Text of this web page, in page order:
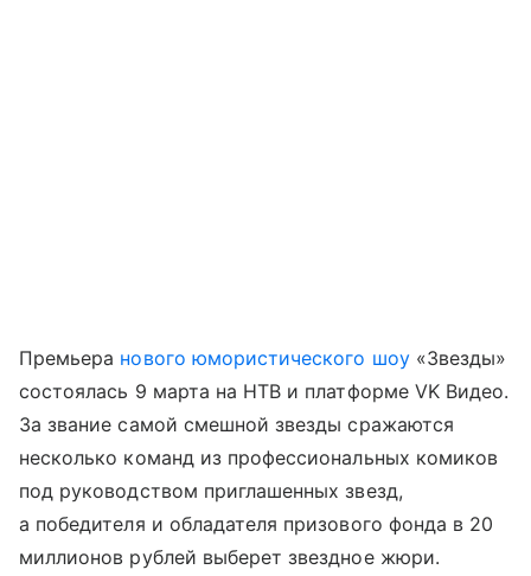
Премьера нового юмористического шоу«Звезды»
состоялась 9 марта на НТВ и платформе VK Видео.
За звание самой смешной звезды сражаются
несколько команд из профессиональных комиков
под руководством приглашенных звезд,
а победителя и обладателя призового фонда в 20
миллионов рублей выберет звездное жюри.